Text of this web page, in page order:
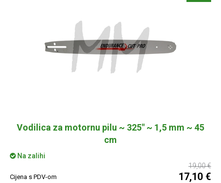
Vodilica za motornu pilu ~ 325" ~ 1,5 mm ~ 45
cm
Na zalihi
19,00 €
Cijena s PDV-om 17,10 €